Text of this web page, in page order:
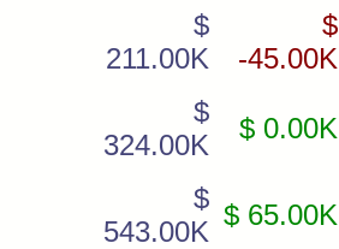
$
211.00K
$
-45.00K
$
324.00K
$ 0.00K
$
543.00K
$ 65.00K